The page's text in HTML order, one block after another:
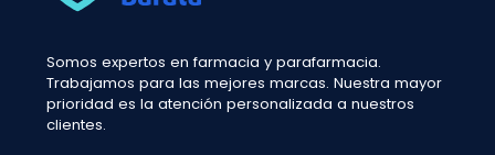
Somos expertos en farmacia y parafarmacia.
Trabajamos para las mejores marcas. Nuestra mayor
prioridad es la atención personalizada a nuestros
clientes.